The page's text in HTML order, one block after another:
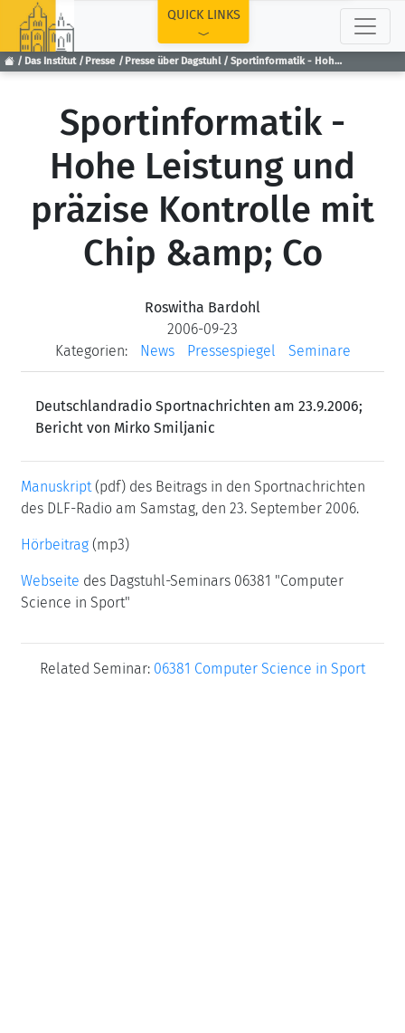
Das Institut Presse Presse über Dagstuhl Sportinformatik - Hohe Leistung und präzise Kontrolle mit Chip &amp; Co
QUICK LINKS
Sportinformatik -
Hohe Leistung und
präzise Kontrolle mit
Chip &amp; Co
Roswitha Bardohl
2006-09-23
Kategorien:
News Pressespiegel Seminare
Deutschlandradio Sportnachrichten am 23.9.2006;
Bericht von Mirko Smiljanic
Manuskript(pdf) des Beitrags in den Sportnachrichten
des DLF-Radio am Samstag, den 23. September 2006.
Hörbeitrag (mp3)
Webseite des Dagstuhl-Seminars 06381 "Computer
Science in Sport"
Related Seminar: 06381 Computer Science in Sport